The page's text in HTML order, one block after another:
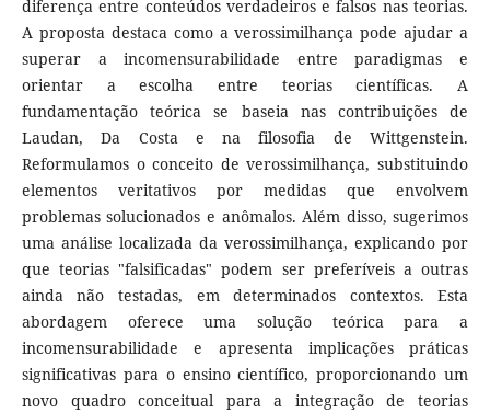
diferença entre conteúdos verdadeiros e falsos nas teorias.
A proposta destaca como a verossimilhança pode ajudar a
superar a incomensurabilidade entre paradigmas e
orientar a escolha entre teorias científicas. A
fundamentação teórica se baseia nas contribuições de
Laudan, Da Costa e na filosofia de Wittgenstein.
Reformulamos o conceito de verossimilhança, substituindo
elementos veritativos por medidas que envolvem
problemas solucionados e anômalos. Além disso, sugerimos
uma análise localizada da verossimilhança, explicando por
que teorias "falsificadas" podem ser preferíveis a outras
ainda não testadas, em determinados contextos. Esta
abordagem oferece uma solução teórica para a
incomensurabilidade e apresenta implicações práticas
significativas para o ensino científico, proporcionando um
novo quadro conceitual para a integração de teorias